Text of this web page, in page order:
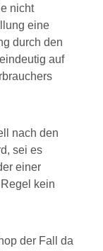
nicht
eine
durch den
auf
nach den
sei es
einer
kein
der Fall da